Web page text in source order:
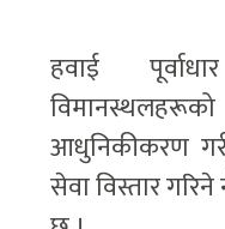
हवाई
आधुनिकीकरण गरी
सेवा विस्तार